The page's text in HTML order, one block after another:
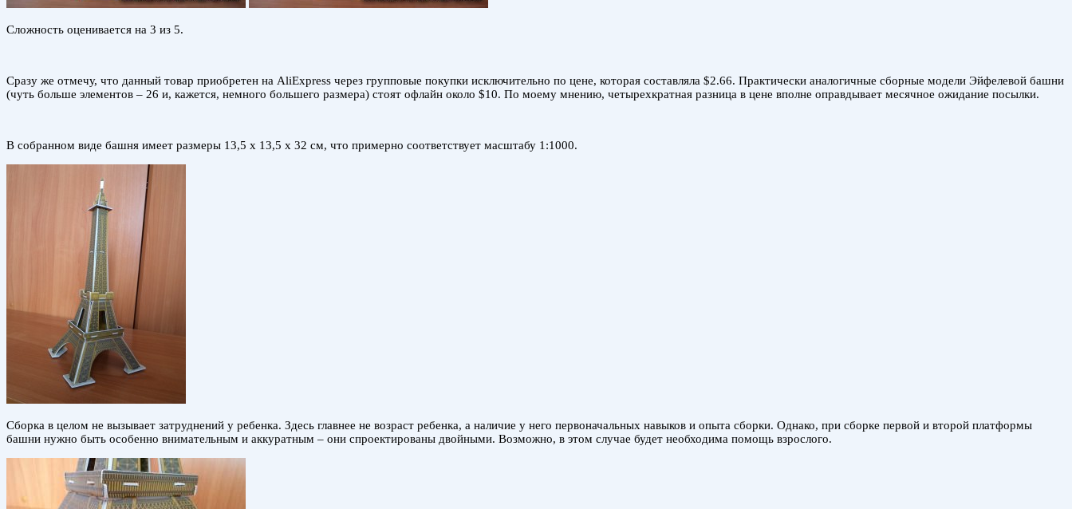
Сложность оценивается на 3 из 5.
Сразу же отмечу, что данный товар приобретен на AliExpress через групповые покупки исключительно по цене, которая составляла $2.66. Практически аналогичные сборные модели Эйфелевой башни
(чуть больше элементов – 26 и, кажется, немного большего размера) стоят офлайн около $10. По моему мнению, четырехкратная разница в цене вполне оправдывает месячное ожидание посылки.
В собранном виде башня имеет размеры 13,5 х 13,5 х 32 см, что примерно соответствует масштабу 1:1000.
Сборка в целом не вызывает затруднений у ребенка. Здесь главнее не возраст ребенка, а наличие у него первоначальных навыков и опыта сборки. Однако, при сборке первой и второй платформы
башни нужно быть особенно внимательным и аккуратным – они спроектированы двойными. Возможно, в этом случае будет необходима помощь взрослого.